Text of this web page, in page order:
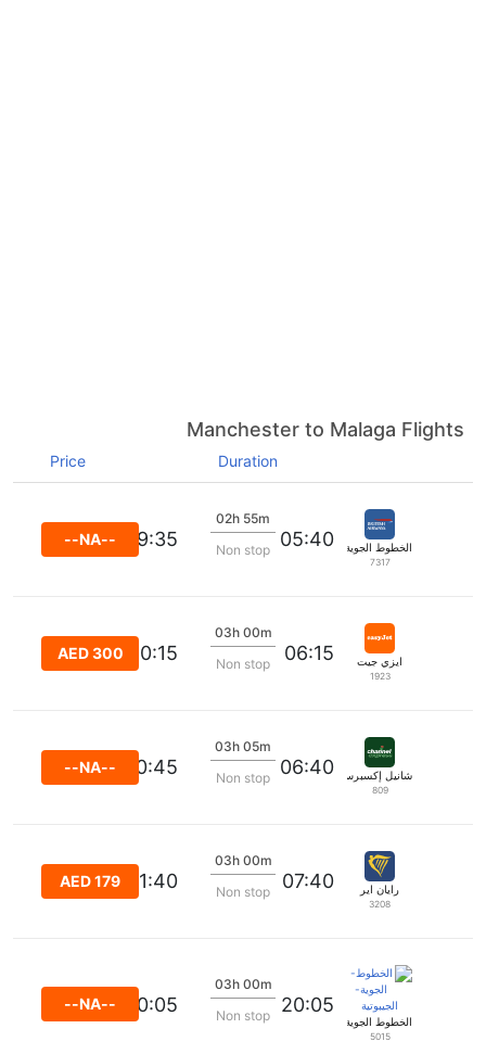
Manchester to Malaga Flights
Duration
Price
الخطوط الجوية البريطانية
7317
05:40
02h 55m
Non stop
09:35
--NA--
ايزي جيت
1923
06:15
03h 00m
Non stop
10:15
AED 300
شانيل إكسبرس
809
06:40
03h 05m
Non stop
10:45
--NA--
رايان اير
3208
07:40
03h 00m
Non stop
11:40
AED 179
الخطوط الجوية الجيبوتية
5015
20:05
03h 00m
Non stop
00:05
--NA--